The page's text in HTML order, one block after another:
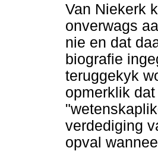
Van Niekerk
onverwags
nie en dat
biografie
teruggekyk
opmerklik
verdediging
opval